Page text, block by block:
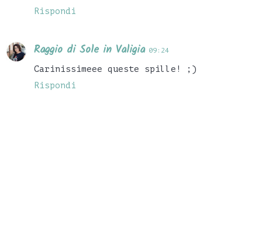
Rispondi
Raggio di Sole in Valigia 09:24
Carinissimeee queste spille! ;)
Rispondi